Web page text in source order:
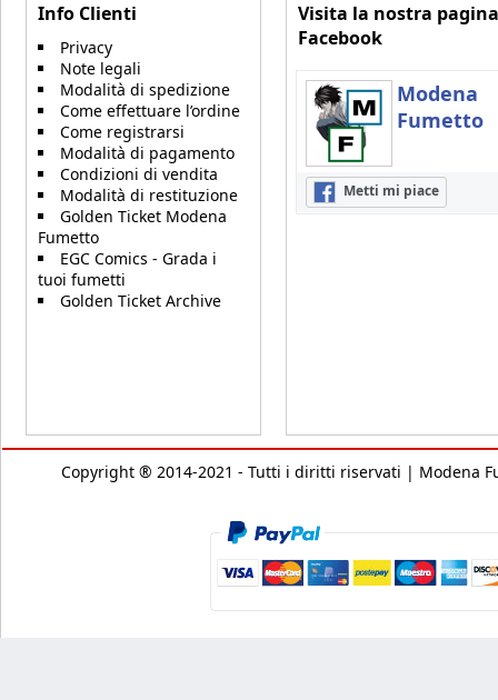
Info Clienti
Privacy
Note legali
Modalità di spedizione
Come effettuare l’ordine
Come registrarsi
Modalità di pagamento
Condizioni di vendita
Modalità di restituzione
Golden Ticket Modena
Fumetto
EGC Comics - Grada i
tuoi fumetti
Golden Ticket Archive
Visita la nostra pagina
Facebook
Modena
Fumetto
Metti mi piace
Copyright ® 2014-2021 - Tutti i diritti riservati | Modena